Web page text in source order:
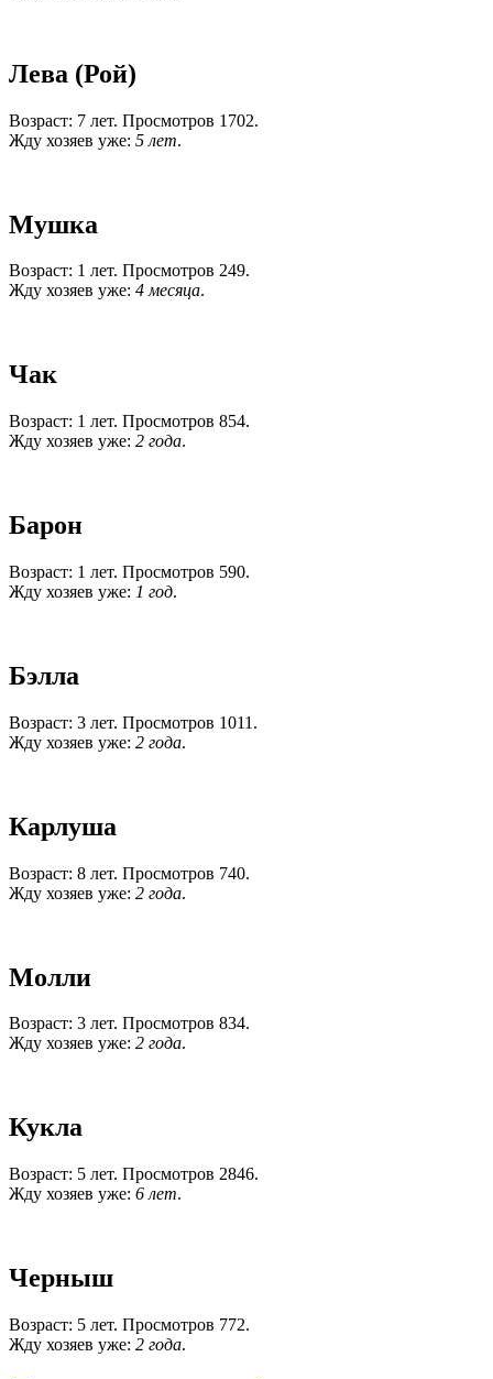
Лева (Рой)
Возраст: 7 лет. Просмотров 1702.
Жду хозяев уже: 5 лет.
Мушка
Возраст: 1 лет. Просмотров 249.
Жду хозяев уже: 4 месяца.
Чак
Возраст: 1 лет. Просмотров 854.
Жду хозяев уже: 2 года.
Барон
Возраст: 1 лет. Просмотров 590.
Жду хозяев уже: 1 год.
Бэлла
Возраст: 3 лет. Просмотров 1011.
Жду хозяев уже: 2 года.
Карлуша
Возраст: 8 лет. Просмотров 740.
Жду хозяев уже: 2 года.
Молли
Возраст: 3 лет. Просмотров 834.
Жду хозяев уже: 2 года.
Кукла
Возраст: 5 лет. Просмотров 2846.
Жду хозяев уже: 6 лет.
Черныш
Возраст: 5 лет. Просмотров 772.
Жду хозяев уже: 2 года.